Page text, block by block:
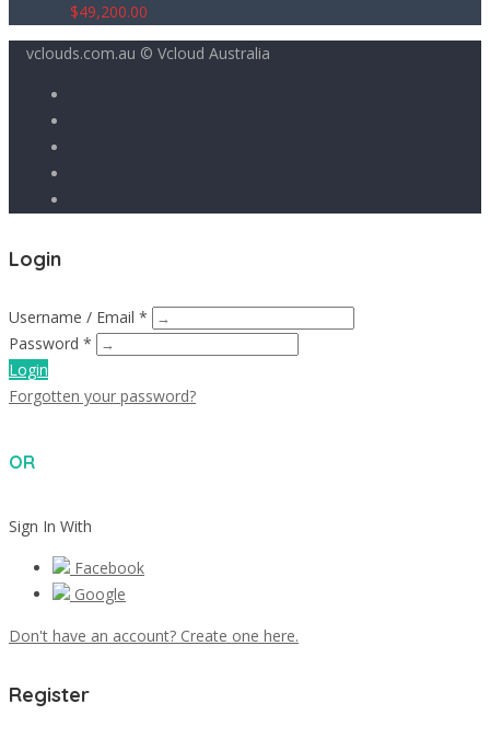
$49,200.00
vclouds.com.au © Vcloud Australia
Login
Username / Email *
Password *
Login
Forgotten your password?
OR
Sign In With
Facebook
Google
Don't have an account? Create one here.
Register